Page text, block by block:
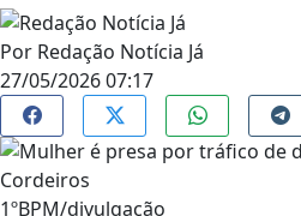
Por Redação Notícia Já
27/05/2026 07:17
1ºBPM/divulgação